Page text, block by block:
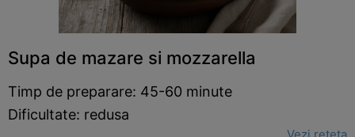
Supa de mazare si mozzarella
Timp de preparare: 45-60 minute
Dificultate: redusa